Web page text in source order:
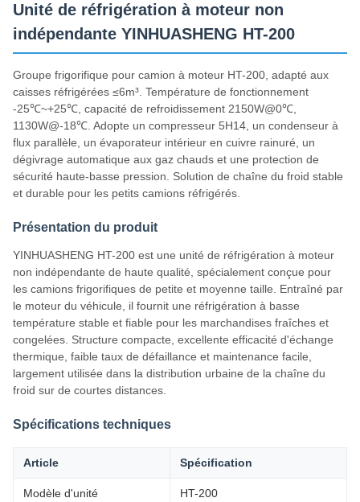
Unité de réfrigération à moteur non
indépendante YINHUASHENG HT-200
Groupe frigorifique pour camion à moteur HT-200, adapté aux
caisses réfrigérées ≤6m³. Température de fonctionnement
-25℃~+25℃, capacité de refroidissement 2150W@0℃,
1130W@-18℃. Adopte un compresseur 5H14, un condenseur à
flux parallèle, un évaporateur intérieur en cuivre rainuré, un
dégivrage automatique aux gaz chauds et une protection de
sécurité haute-basse pression. Solution de chaîne du froid stable
et durable pour les petits camions réfrigérés.
Présentation du produit
YINHUASHENG HT-200 est une unité de réfrigération à moteur
non indépendante de haute qualité, spécialement conçue pour
les camions frigorifiques de petite et moyenne taille. Entraîné par
le moteur du véhicule, il fournit une réfrigération à basse
température stable et fiable pour les marchandises fraîches et
congelées. Structure compacte, excellente efficacité d'échange
thermique, faible taux de défaillance et maintenance facile,
largement utilisée dans la distribution urbaine de la chaîne du
froid sur de courtes distances.
Spécifications techniques
Article Spécification
Modèle d'unité HT-200